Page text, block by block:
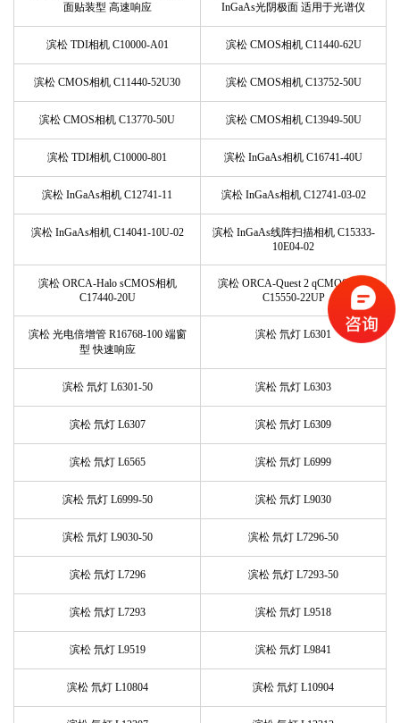
面贴装型 高速响应
InGaAs光阴极面 适用于光谱仪
滨松 TDI相机 C10000-A01 滨松 CMOS相机 C11440-62U
滨松 CMOS相机 C11440-52U30 滨松 CMOS相机 C13752-50U
滨松 CMOS相机 C13770-50U 滨松 CMOS相机 C13949-50U
滨松 TDI相机 C10000-801 滨松 InGaAs相机 C16741-40U
滨松 InGaAs相机 C12741-11 滨松 InGaAs相机 C12741-03-02
滨松 InGaAs相机 C14041-10U-02
滨松 InGaAs线阵扫描相机 C15333-
10E04-02
滨松 ORCA-Halo sCMOS相机
C17440-20U
滨松 ORCA-Quest 2 qCMOS相机
C15550-22UP
滨松 光电倍增管 R16768-100 端窗
型 快速响应
滨松 氘灯 L6301
滨松 氘灯 L6301-50 滨松 氘灯 L6303
滨松 氘灯 L6307 滨松 氘灯 L6309
滨松 氘灯 L6565 滨松 氘灯 L6999
滨松 氘灯 L6999-50 滨松 氘灯 L9030
滨松 氘灯 L9030-50 滨松 氘灯 L7296-50
滨松 氘灯 L7296 滨松 氘灯 L7293-50
滨松 氘灯 L7293 滨松 氘灯 L9518
滨松 氘灯 L9519 滨松 氘灯 L9841
滨松 氘灯 L10804 滨松 氘灯 L10904